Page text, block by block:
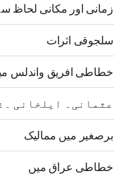
زمانی اور مکانی لحاظ
سلجوقی اثرات
خطاطی افریق واندلس
عثمانی۔ ایلخانی
برصغیر میں ممالیک
خطاطی عراق میں